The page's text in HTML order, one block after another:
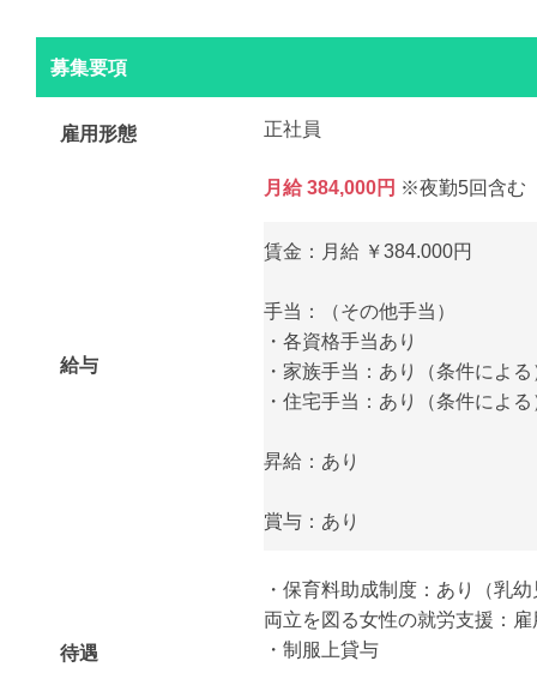
募集要項
雇用形態 正社員
給与
月給 384,000円 ※夜勤5回含む
賃金：月給 ￥384.000円
手当：（その他手当）
・各資格手当あり
・家族手当：あり（条件による
・住宅手当：あり（条件による
昇給：あり
賞与：あり
待遇
・保育料助成制度：あり（乳
両立を図る女性の就労支援：
・制服上貸与